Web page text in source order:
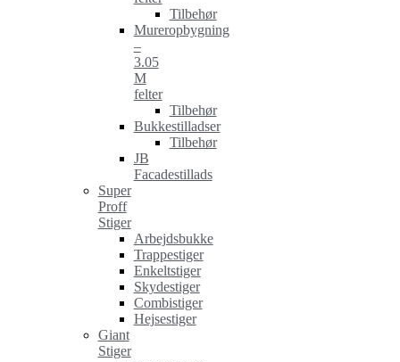
Tilbehør
Mureropbygning
–
3.05
M
felter
Tilbehør
Bukkestilladser
Tilbehør
JB
Facadestillads
Super
Proff
Stiger
Arbejdsbukke
Trappestiger
Enkeltstiger
Skydestiger
Combistiger
Hejsestiger
Giant
Stiger